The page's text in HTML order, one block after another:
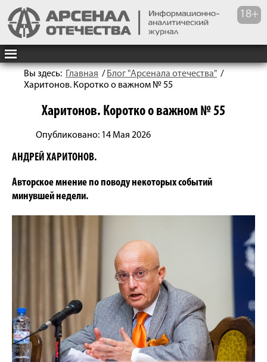
Вы здесь: Главная / Блог "Арсенала отечества" /
Харитонов. Коротко о важном № 55
Харитонов. Коротко о важном № 55
Опубликовано: 14 Мая 2026
АНДРЕЙ ХАРИТОНОВ.
Авторское мнение по поводу некоторых событий
минувшей недели.